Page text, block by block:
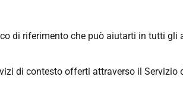
di riferimento che può aiutarti in tutti gli
di contesto offerti attraverso il Servizio